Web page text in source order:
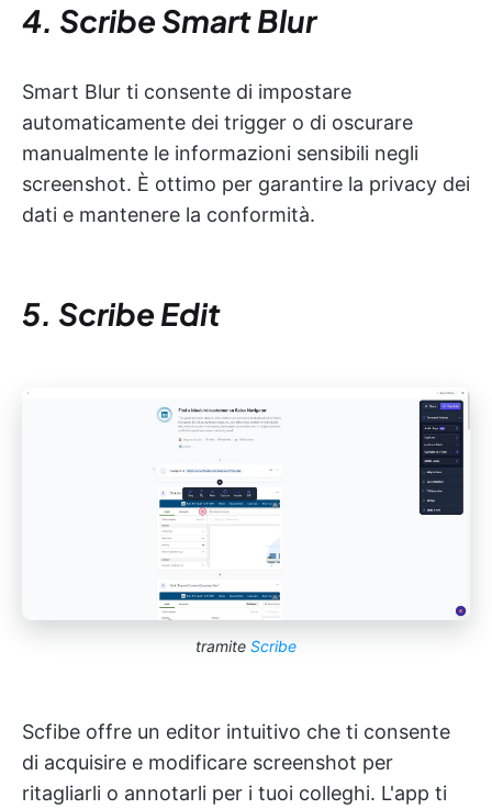
4. Scribe Smart Blur
Smart Blur ti consente di impostare
automaticamente dei trigger o di oscurare
manualmente le informazioni sensibili negli
screenshot. È ottimo per garantire la privacy dei
dati e mantenere la conformità.
5. Scribe Edit
tramite Scribe
Scfibe offre un editor intuitivo che ti consente
di acquisire e modificare screenshot per
ritagliarli o annotarli per i tuoi colleghi. L'app ti